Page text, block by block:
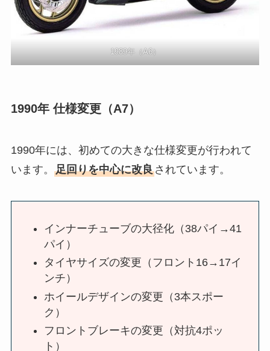
1989年（A6）
1990年 仕様変更（A7）
1990年には、初めての大きな仕様変更が行われて
います。 足回りを中心に改良されています。
インナーチューブの大径化（38パイ→41
パイ）
タイヤサイズの変更（フロント16→17イ
ンチ）
ホイールデザインの変更（3本スポー
ク）
フロントブレーキの変更（対抗4ポッ
ト）